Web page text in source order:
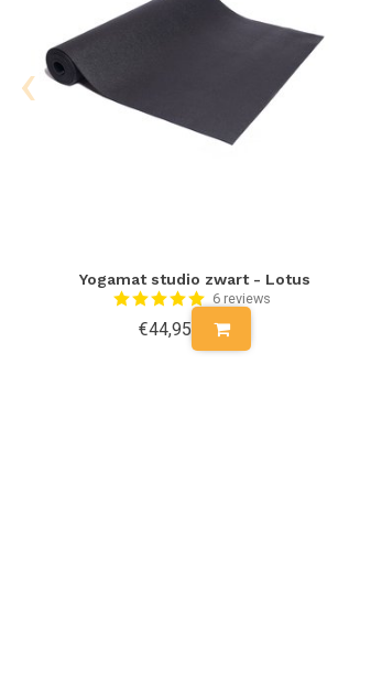
Yogamat studio zwart - Lotus
6 reviews
€44,95
‹